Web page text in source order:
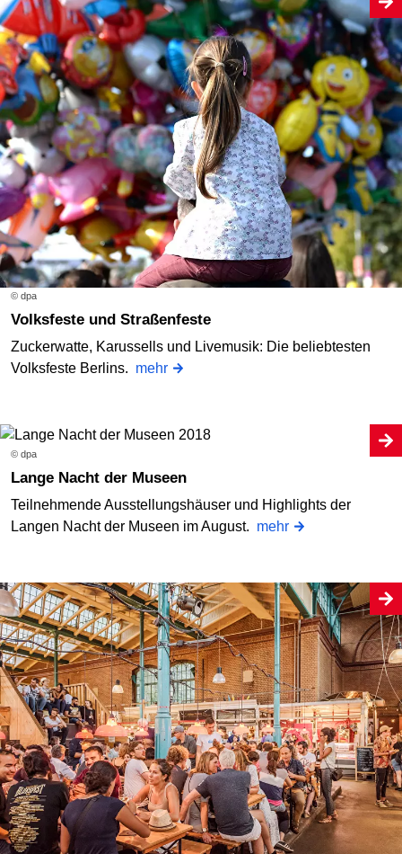
© dpa
Volksfeste und Straßenfeste
Zuckerwatte, Karussells und Livemusik: Die beliebtesten
Volksfeste Berlins. mehr
© dpa
Lange Nacht der Museen
Teilnehmende Ausstellungshäuser und Highlights der
Langen Nacht der Museen im August. mehr